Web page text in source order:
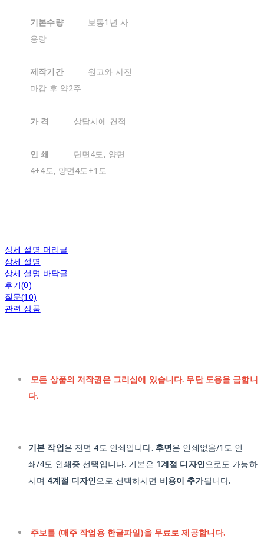
기본수량
보통1년 사
용량
제작기간
원고와 사진
마감 후 약2주
가 격 상담시에 견적
인 쇄
단면4도, 양면
4+4도, 양면4도+1도
상세 설명 머리글
상세 설명
상세 설명 바닥글
후기(0)
질문(10)
관련 상품
모든 상품의 저작권은 그리심에 있습니다. 무단 도용을 금합니
다.
기본 작업은 전면 4도 인쇄입니다. 후면은 인쇄없음/1도 인
쇄/4도 인쇄중 선택입니다. 기본은 1계절 디자인으로도 가능하
시며 4계절 디자인으로 선택하시면 비용이 추가됩니다.
주보틀 (매주 작업용 한글파일)을 무료로 제공합니다.